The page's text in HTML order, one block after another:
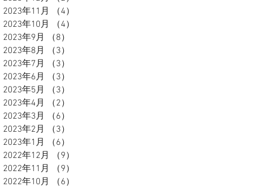
2023年11月
（4）
2023年10月
（4）
2023年9月
（8）
2023年8月
（3）
2023年7月
（3）
2023年6月
（3）
2023年5月
（3）
2023年4月
（2）
2023年3月
（6）
2023年2月
（3）
2023年1月
（6）
2022年12月
（9）
2022年11月
（9）
2022年10月
（6）